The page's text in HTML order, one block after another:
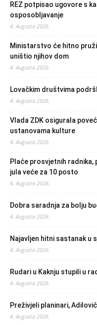
REZ potpisao ugovore s
osposobljavanje
4. Augusta 2026.
Ministarstvo će hitno
uništio njihov dom
4. Augusta 2026.
Lovačkim društvima
4. Augusta 2026.
Vlada ZDK osigurala
ustanovama kulture
4. Augusta 2026.
Plaće prosvjetnih radnika,
jula veće za 10 posto
4. Augusta 2026.
Dobra saradnja za bolju
4. Augusta 2026.
Najavljen hitni sastanak u
4. Augusta 2026.
Rudari u Kaknju stupili u
4. Augusta 2026.
Preživjeli planinari,
4. Augusta 2026.